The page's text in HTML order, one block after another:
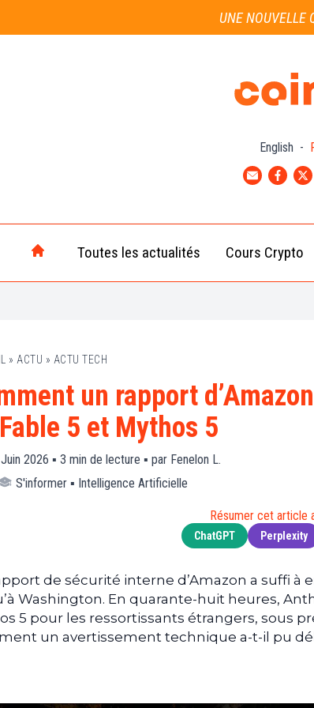
UNE NOUVELLE
English -
Toutes les actualités
Crypto
Actu
Web3
Cours Crypto
» ACTU » ACTU TECH
un rapport
5 et Mythos 5
2026 ▪ 3 min de lecture ▪ par Fenelon L.
S'informer ▪ Intelligence Artificielle
Résumer cet article
ChatGPT Perplexity
de sécurité interne d’Amazon a suffi
Washington. En quarante-huit heures,
5 pour les ressortissants étrangers, sous
un avertissement technique a-t-il pu